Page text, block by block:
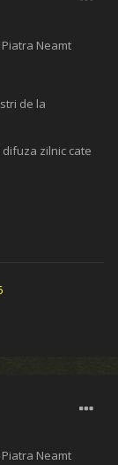
Neamt
de la
zilnic cate
Neamt